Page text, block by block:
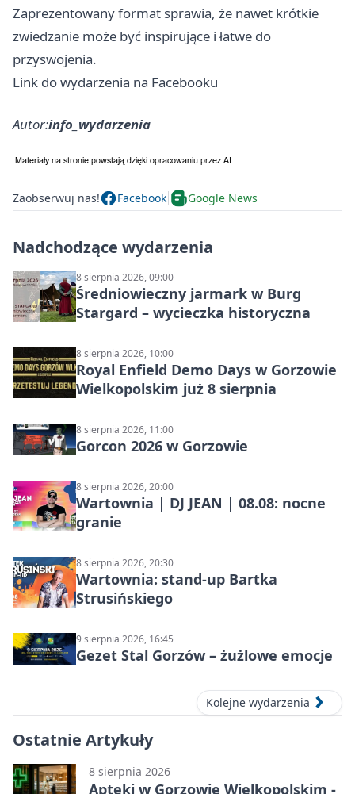
Zaprezentowany format sprawia, że nawet krótkie
zwiedzanie może być inspirujące i łatwe do
przyswojenia.
Link do wydarzenia na Facebooku
Autor:info_wydarzenia
Zaobserwuj nas! Facebook Google News
Nadchodzące wydarzenia
8 sierpnia 2026, 09:00
Średniowieczny jarmark w Burg
Stargard – wycieczka historyczna
8 sierpnia 2026, 10:00
Royal Enfield Demo Days w Gorzowie
Wielkopolskim już 8 sierpnia
8 sierpnia 2026, 11:00
Gorcon 2026 w Gorzowie
8 sierpnia 2026, 20:00
Wartownia | DJ JEAN | 08.08: nocne
granie
8 sierpnia 2026, 20:30
Wartownia: stand-up Bartka
Strusińskiego
9 sierpnia 2026, 16:45
Gezet Stal Gorzów – żużlowe emocje
Kolejne wydarzenia
Ostatnie Artykuły
8 sierpnia 2026
Apteki w Gorzowie Wielkopolskim -